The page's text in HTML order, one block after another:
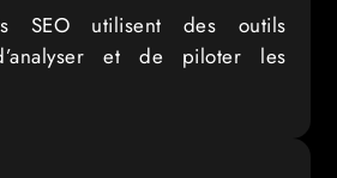
SEO utilisent des outils
et de piloter les